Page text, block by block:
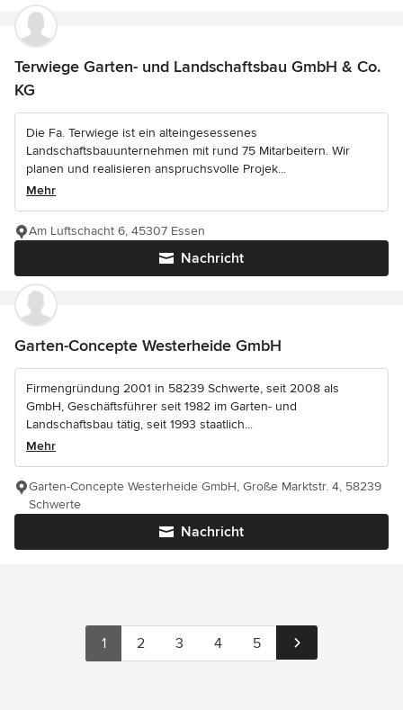
Terwiege Garten- und Landschaftsbau GmbH & Co.
KG
Die Fa. Terwiege ist ein alteingesessenes
Landschaftsbauunternehmen mit rund 75 Mitarbeitern. Wir
planen und realisieren anspruchsvolle Projek...
Mehr
Nachricht
Am Luftschacht 6, 45307 Essen
Garten-Concepte Westerheide GmbH
Firmengründung 2001 in 58239 Schwerte, seit 2008 als
GmbH, Geschäftsführer seit 1982 im Garten- und
Landschaftsbau tätig, seit 1993 staatlich...
Mehr
Nachricht
Garten-Concepte Westerheide GmbH, Große Marktstr. 4, 58239
Schwerte
1 2 3 4 5